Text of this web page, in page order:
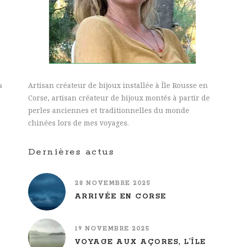
Artisan créateur de bijoux installée à Île Rousse en
Corse, artisan créateur de bijoux montés à partir de
perles anciennes et traditionnelles du monde
chinées lors de mes voyages.
Dernières actus
28 NOVEMBRE 2025
ARRIVÉE EN CORSE
19 NOVEMBRE 2025
VOYAGE AUX AÇORES, L’ÎLE